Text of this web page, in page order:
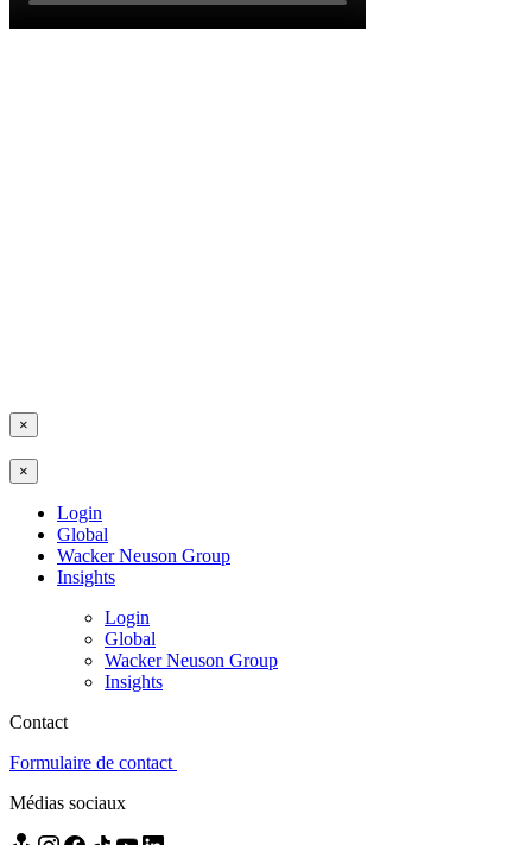
×
×
Login
Global
Wacker Neuson Group
Insights
Login
Global
Wacker Neuson Group
Insights
Contact
Formulaire de contact
Médias sociaux